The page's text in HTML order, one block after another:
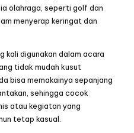
olahraga, seperti golf dan
menyerap keringat dan
kali digunakan dalam acara
tidak mudah kusut
bisa memakainya sepanjang
sehingga cocok
atau kegiatan yang
tetap kasual.